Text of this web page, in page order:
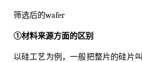
筛选后的wafer
①材料来源方面的区别
以硅工艺为例，一般把整片的硅片